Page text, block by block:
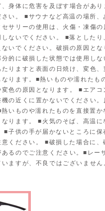
身体に危害を及ぼす場合があ
い。 ■サウナなど高温の場所、
サリーの使用は、火傷・凍傷の
ないでください。 ■落としたり
ないでください。破損の原因と
的に破損した状態では使用し
りますと表面の日焼け、変色
ります。■熱いものや濡れたも
変色の原因となります。 ■エアコ
の近くに置かないでください。
いものや濡れたものを直接置
ります。 ■火気のそば、高温に
■子供の手が届かないところに保
意ください。 ■破損した場合に
るのでご注意ください。■レー
ますが、不良ではございません